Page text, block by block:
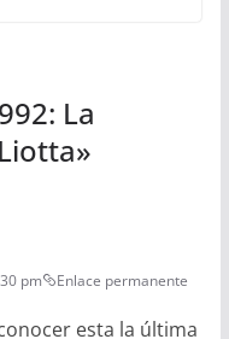
La
»
pm Enlace permanente
esta la última